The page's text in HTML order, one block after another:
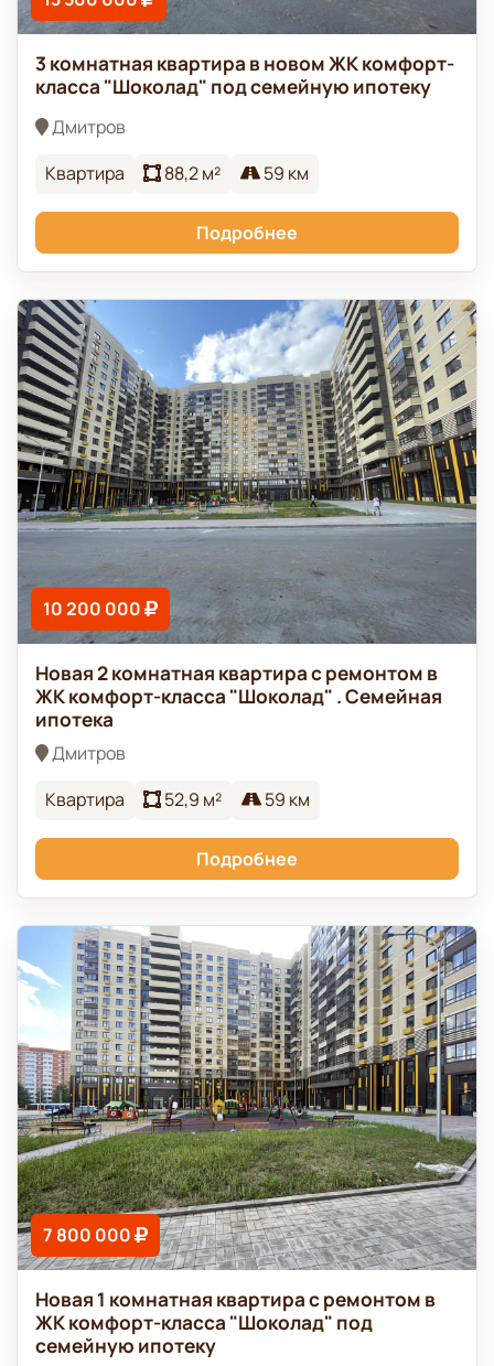
3 комнатная квартира в новом ЖК комфорт-
класса "Шоколад" под семейную ипотеку
Дмитров
Квартира
88,2 м² 59 км
Подробнее
10 200 000
Новая 2 комнатная квартира с ремонтом в
ЖК комфорт-класса "Шоколад" . Семейная
ипотека
Дмитров
Квартира
52,9 м² 59 км
Подробнее
7 800 000
Новая 1 комнатная квартира с ремонтом в
ЖК комфорт-класса "Шоколад" под
семейную ипотеку